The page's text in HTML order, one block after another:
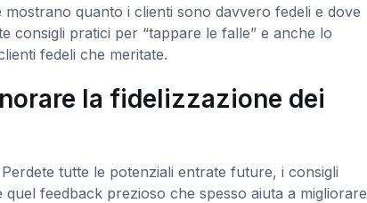
quanto i clienti sono davvero fedeli e dove
consigli pratici per “tappare le falle” e anche lo
fedeli che meritate.
la fidelizzazione dei
tutte le potenziali entrate future, i consigli
feedback prezioso che spesso aiuta a migliorare